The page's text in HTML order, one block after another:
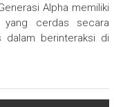
Alpha memiliki
yang cerdas secara
dalam berinteraksi di